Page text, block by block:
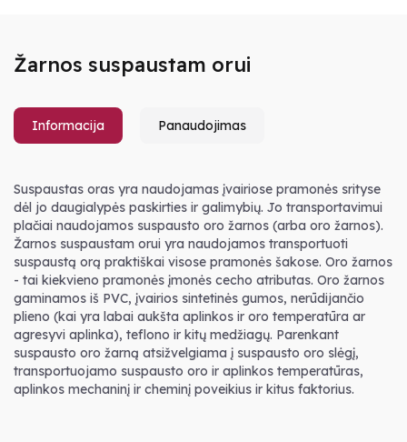
Žarnos suspaustam orui
Informacija Panaudojimas
Suspaustas oras yra naudojamas įvairiose pramonės srityse
dėl jo daugialypės paskirties ir galimybių. Jo transportavimui
plačiai naudojamos suspausto oro žarnos (arba oro žarnos).
Žarnos suspaustam orui yra naudojamos transportuoti
suspaustą orą praktiškai visose pramonės šakose. Oro žarnos
- tai kiekvieno pramonės įmonės cecho atributas. Oro žarnos
gaminamos iš PVC, įvairios sintetinės gumos, nerūdijančio
plieno (kai yra labai aukšta aplinkos ir oro temperatūra ar
agresyvi aplinka), teflono ir kitų medžiagų. Parenkant
suspausto oro žarną atsižvelgiama į suspausto oro slėgį,
transportuojamo suspausto oro ir aplinkos temperatūras,
aplinkos mechaninį ir cheminį poveikius ir kitus faktorius.